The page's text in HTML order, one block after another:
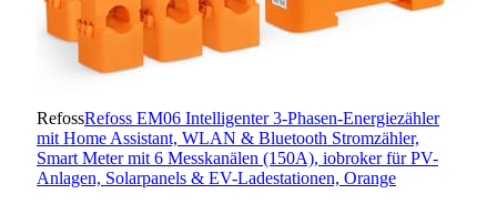
RefossRefoss EM06 Intelligenter 3-Phasen-Energiezähler
mit Home Assistant, WLAN & Bluetooth Stromzähler,
Smart Meter mit 6 Messkanälen (150A), iobroker für PV-
Anlagen, Solarpanels & EV-Ladestationen, Orange